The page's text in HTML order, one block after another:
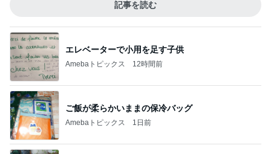
Amebaトピックス 12時間前
ご飯が柔らかいままの保冷バッグ
Amebaトピックス 1日前
ご飯の進むメインになる作り置き
Amebaトピックス 2日前